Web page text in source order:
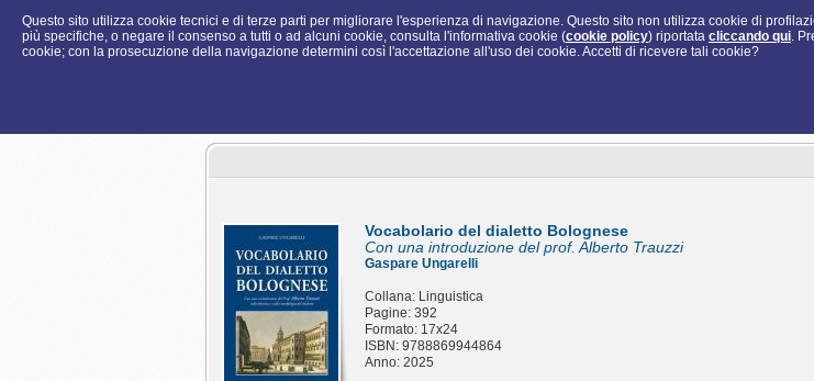
Questo sito utilizza cookie tecnici e di terze parti per migliorare l'esperienza di navigazione. Questo sito non utilizza cookie di
più specifiche, o negare il consenso a tutti o ad alcuni cookie, consulta l'informativa cookie (cookie policy) riportata cliccando qui.
cookie; con la prosecuzione della navigazione determini così l'accettazione all'uso dei cookie. Accetti di ricevere tali cookie?
Vocabolario del dialetto Bolognese
Con una introduzione del prof. Alberto Trauzzi
Gaspare Ungarelli
Collana: Linguistica
Pagine: 392
Formato: 17x24
ISBN: 9788869944864
Anno: 2025